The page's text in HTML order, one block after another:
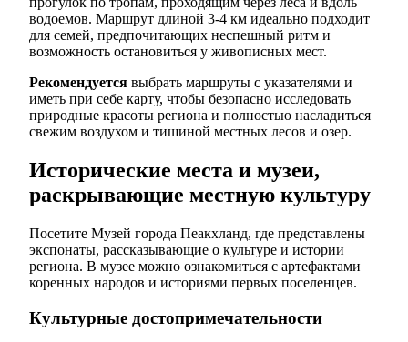
водоемов. Маршрут длиной 3-4 км идеально подходит
для семей, предпочитающих неспешный ритм и
возможность остановиться у живописных мест.
Рекомендуется выбрать маршруты с указателями и
иметь при себе карту, чтобы безопасно исследовать
природные красоты региона и полностью насладиться
свежим воздухом и тишиной местных лесов и озер.
Исторические места и музеи,
раскрывающие местную культуру
Посетите Музей города Пеакхланд, где представлены
экспонаты, рассказывающие о культуре и истории
региона. В музее можно ознакомиться с артефактами
коренных народов и историями первых поселенцев.
Культурные достопримечательности